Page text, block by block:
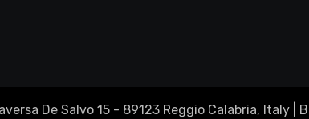
De Salvo 15 - 89123 Reggio Calabria, Italy